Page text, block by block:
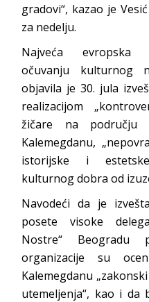
gradovi“, kazao je
za nedelju.
Najveća evropska
očuvanju kulturnog
objavila je 30. jula
realizacijom
žičare na području
Kalemegdanu,
istorijske i
kulturnog dobra od
Navodeći da je
posete visoke
Nostre“
organizacije su
Kalemegdanu
utemeljenja“, kao i da